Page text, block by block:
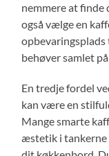
nemmere at finde
også vælge en
opbevaringsplads
behøver samlet
En tredje fordel
kan være en
Mange smarte
æstetik i tankerne